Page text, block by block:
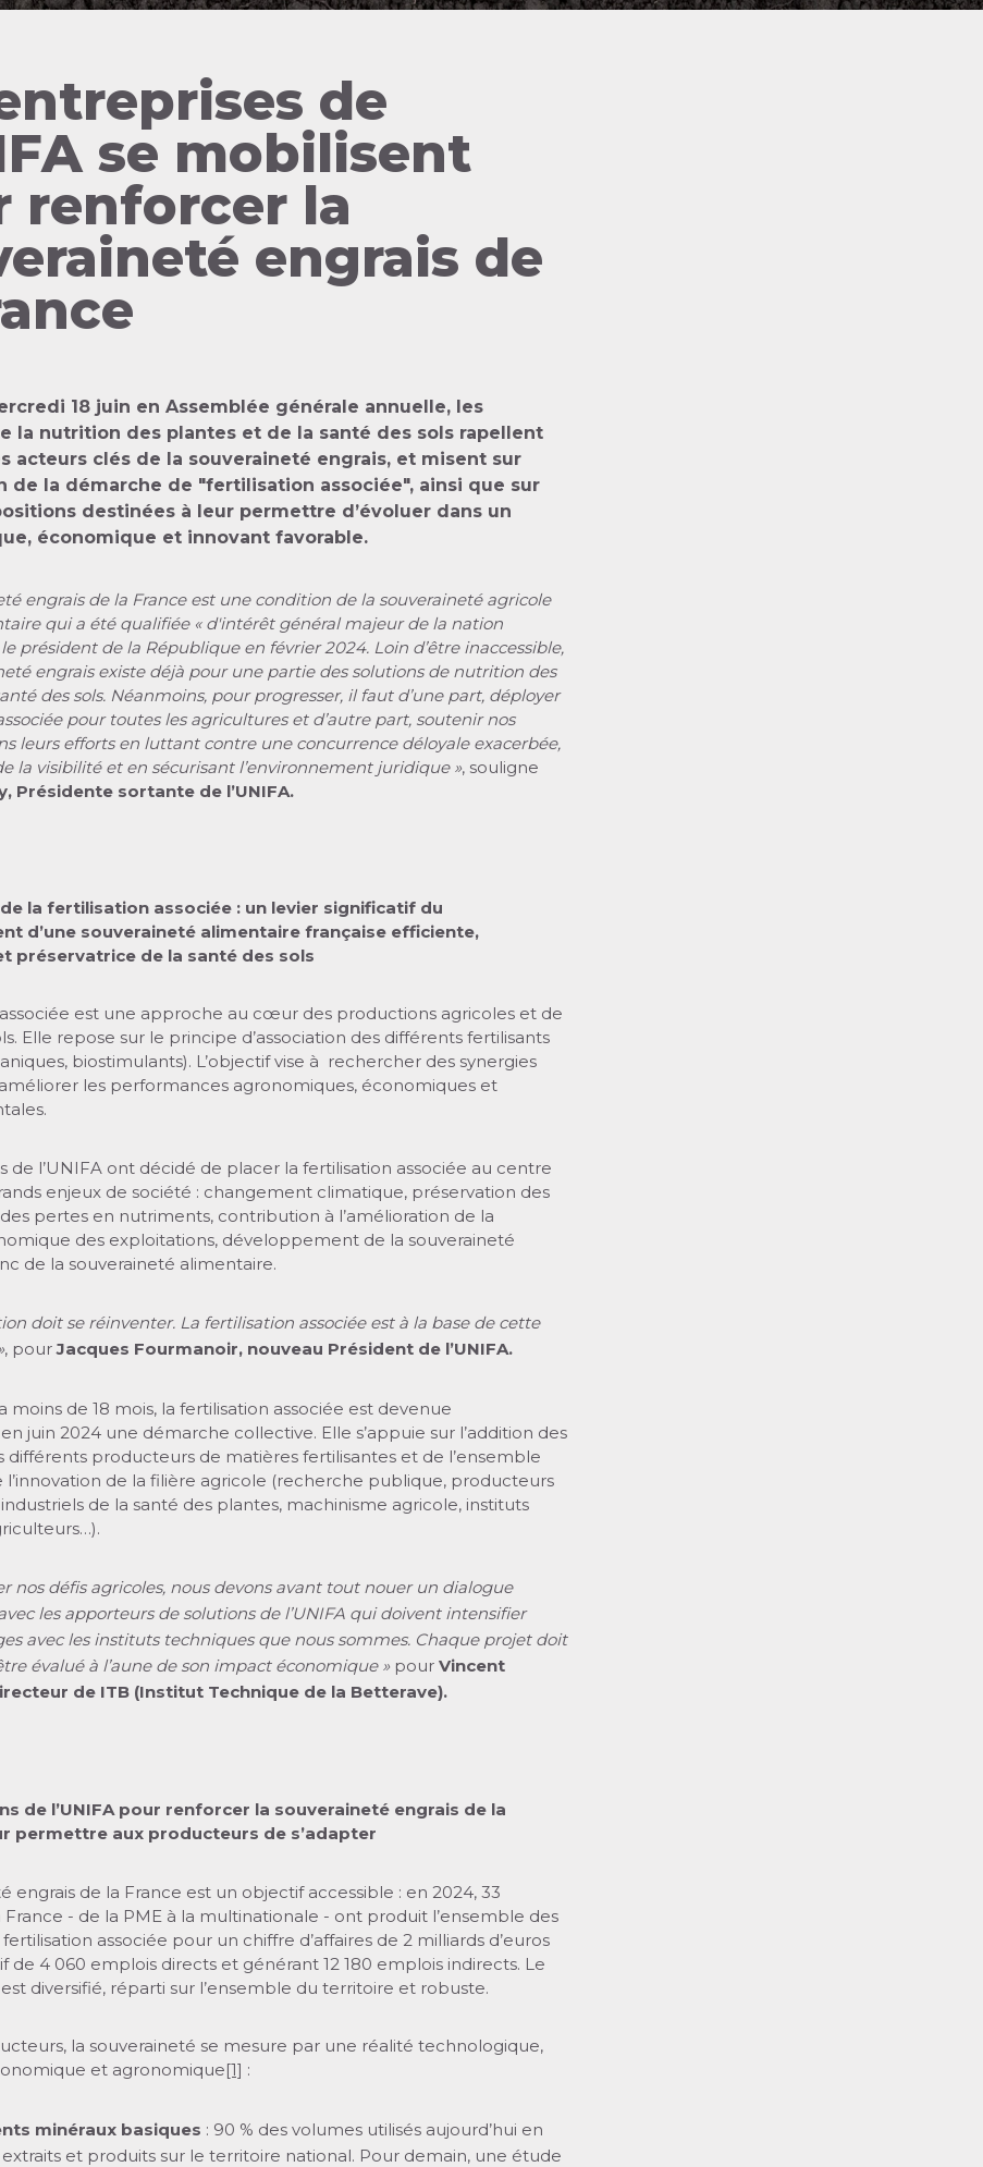
de
se mobilisent
renforcer la
engrais de
18 juin en Assemblée générale annuelle, les
la nutrition des plantes et de la santé des sols rapellent
acteurs clés de la souveraineté engrais, et misent sur
de la démarche de "fertilisation associée", ainsi que sur
destinées à leur permettre d’évoluer dans un
économique et innovant favorable.
engrais de la France est une condition de la souveraineté agricole
qui a été qualifiée « d'intérêt général majeur de la nation
président de la République en février 2024. Loin d’être inaccessible,
engrais existe déjà pour une partie des solutions de nutrition des
des sols. Néanmoins, pour progresser, il faut d’une part, déployer
pour toutes les agricultures et d’autre part, soutenir nos
leurs efforts en luttant contre une concurrence déloyale exacerbée,
la visibilité et en sécurisant l’environnement juridique », souligne
Présidente sortante de l’UNIFA.
la fertilisation associée : un levier significatif du
d’une souveraineté alimentaire française efficiente,
préservatrice de la santé des sols
est une approche au cœur des productions agricoles et de
Elle repose sur le principe d’association des différents fertilisants
biostimulants). L’objectif vise à rechercher des synergies
les performances agronomiques, économiques et
de l’UNIFA ont décidé de placer la fertilisation associée au centre
enjeux de société : changement climatique, préservation des
pertes en nutriments, contribution à l’amélioration de la
des exploitations, développement de la souveraineté
de la souveraineté alimentaire.
doit se réinventer. La fertilisation associée est à la base de cette
, pourJacques Fourmanoir, nouveau Président de l’UNIFA.
moins de 18 mois, la fertilisation associée est devenue
juin 2024 une démarche collective. Elle s’appuie sur l’addition des
différents producteurs de matières fertilisantes et de l’ensemble
l’innovation de la filière agricole (recherche publique, producteurs
de la santé des plantes, machinisme agricole, instituts
nos défis agricoles, nous devons avant tout nouer un dialogue
les apporteurs de solutions de l’UNIFA qui doivent intensifier
avec les instituts techniques que nous sommes. Chaque projet doit
évalué à l’aune de son impact économique » pour Vincent
de ITB (Institut Technique de la Betterave).
de l’UNIFA pour renforcer la souveraineté engrais de la
permettre aux producteurs de s’adapter
engrais de la France est un objectif accessible : en 2024, 33
- de la PME à la multinationale - ont produit l’ensemble des
associée pour un chiffre d’affaires de 2 milliards d’euros
de 4 060 emplois directs et générant 12 180 emplois indirects. Le
diversifié, réparti sur l’ensemble du territoire et robuste.
la souveraineté se mesure par une réalité technologique,
et agronomique[1] :
minéraux basiques : 90 % des volumes utilisés aujourd’hui en
et produits sur le territoire national. Pour demain, une étude